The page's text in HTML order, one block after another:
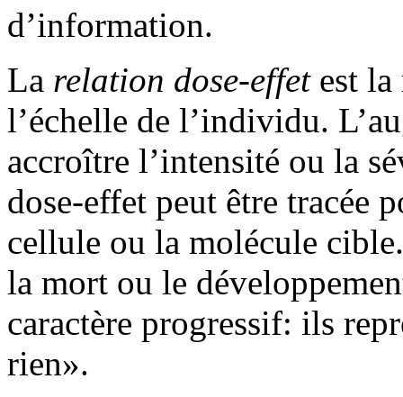
d’information.
La relation dose-effet est
l’échelle de l’individu.
accroître l’intensité ou la
dose-effet peut être tracée
cellule ou la molécule
la mort ou le
caractère progressif: ils
rien».